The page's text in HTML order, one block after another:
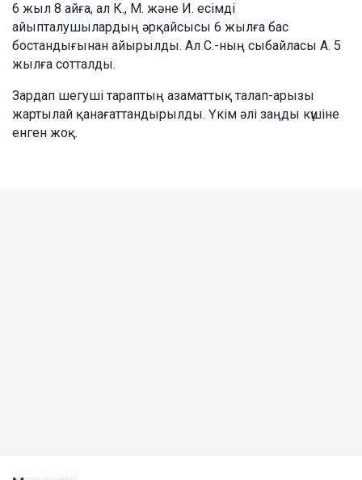
6 жыл 8 айға, ал К., М. және И. есімді
айыпталушылардың әрқайсысы 6 жылға бас
бостандығынан айырылды. Ал С.-ның сыбайласы А. 5
жылға сотталды.
Зардап шегуші тараптың азаматтық талап-арызы
жартылай қанағаттандырылды. Үкім әлі заңды күшіне
енген жоқ.